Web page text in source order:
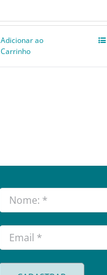
Adicionar ao
Carrinho